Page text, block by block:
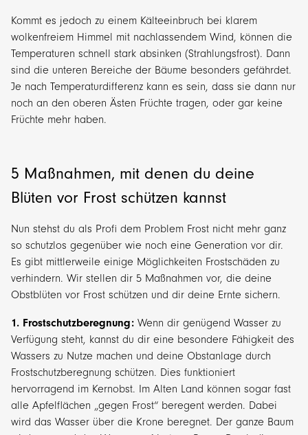
Kommt es jedoch zu einem Kälteeinbruch bei klarem
wolkenfreiem Himmel mit nachlassendem Wind, können die
Temperaturen schnell stark absinken (Strahlungsfrost). Dann
sind die unteren Bereiche der Bäume besonders gefährdet.
Je nach Temperaturdifferenz kann es sein, dass sie dann nur
noch an den oberen Ästen Früchte tragen, oder gar keine
Früchte mehr haben.
5 Maßnahmen, mit denen du deine
Blüten vor Frost schützen kannst
Nun stehst du als Profi dem Problem Frost nicht mehr ganz
so schutzlos gegenüber wie noch eine Generation vor dir.
Es gibt mittlerweile einige Möglichkeiten Frostschäden zu
verhindern. Wir stellen dir 5 Maßnahmen vor, die deine
Obstblüten vor Frost schützen und dir deine Ernte sichern.
1. Frostschutzberegnung: Wenn dir genügend Wasser zu
Verfügung steht, kannst du dir eine besondere Fähigkeit des
Wassers zu Nutze machen und deine Obstanlage durch
Frostschutzberegnung schützen. Dies funktioniert
hervorragend im Kernobst. Im Alten Land können sogar fast
alle Apfelflächen „gegen Frost“ beregent werden. Dabei
wird das Wasser über die Krone beregnet. Der ganze Baum